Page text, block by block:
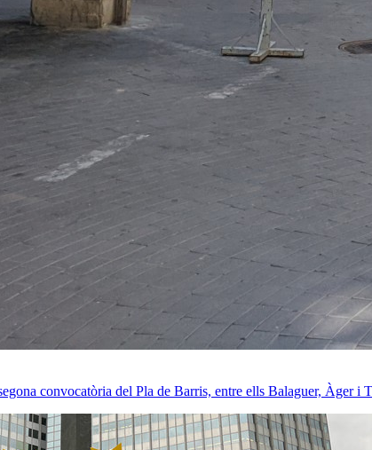
convocatòria del Pla de Barris, entre ells Balaguer, Àger